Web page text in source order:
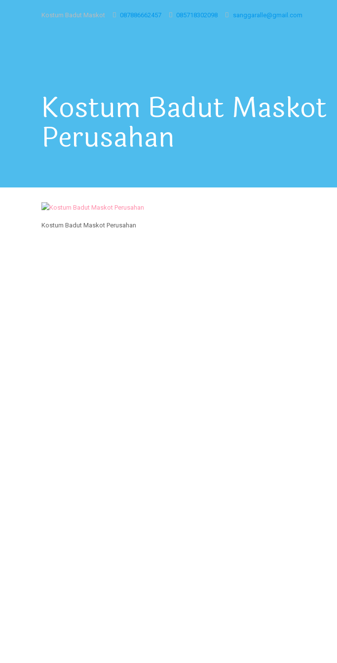
Kostum Badut Maskot 087886662457 085718302098 sanggaralle@gmail.com
Kostum Badut Maskot
Perusahan
Kostum Badut Maskot Perusahan